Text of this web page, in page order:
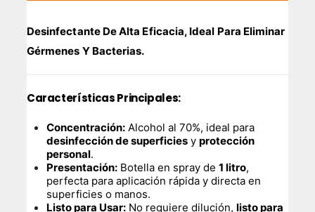
Desinfectante De Alta Eficacia, Ideal Para Eliminar
Gérmenes Y Bacterias.
Características Principales:
Concentración: Alcohol al 70%, ideal para
desinfección de superficies yprotección
personal.
Presentación: Botella en spray de1 litro,
perfecta para aplicación rápida y directa en
superficies o manos.
Listo para Usar: No requiere dilución,listo para